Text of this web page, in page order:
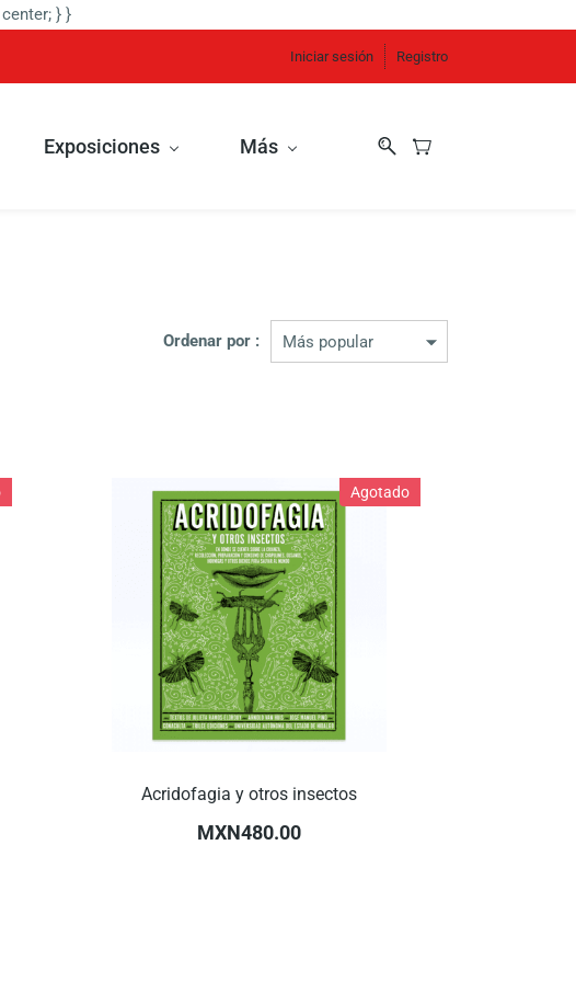
} }
Iniciar sesión Registro
Exposiciones Más
Ordenar por :
Agotado
Acridofagia y otros insectos
MXN480.00